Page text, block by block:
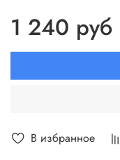
В избранное
1 240 руб